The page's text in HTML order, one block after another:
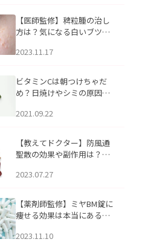
【医師監修】稗粒腫の治し
方は？気になる白いブツブ
アについて
2023.11.17
ビタミンCは朝つけちゃだ
め？日焼けやシミの原因に
2021.09.22
【教えてドクター】防風通
聖散の効果や副作用は？長
2023.07.27
【薬剤師監修】ミヤBM錠に
痩せる効果は本当にある
2023.11.10